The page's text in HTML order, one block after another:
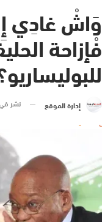
وَاشْ غادِي
فْإزاحة
إدارة الموقع نشر